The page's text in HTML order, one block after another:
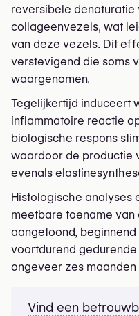
reversibele denaturatie
collageenvezels, wat
van deze vezels. Dit
verstevigend die soms
waargenomen.
Tegelijkertijd induceert
inflammatoire reactie
biologische respons
waardoor de productie
evenals
Histologische analyses
meetbare toename
aangetoond,
voortdurend
ongeveer zes maanden
Vind een